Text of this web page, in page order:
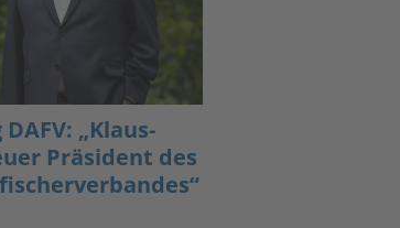
„Klaus-
Präsident des